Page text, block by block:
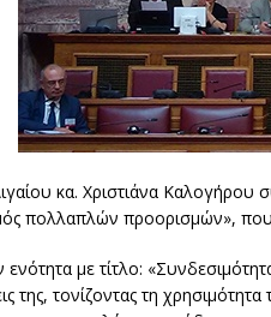
κα. Χριστιάνα Καλογήρου
πολλαπλών προορισμών»,
ενότητα με τίτλο:
της, τονίζοντας τη